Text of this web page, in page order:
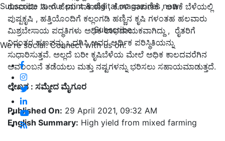
Subscribe to our print & digital magazines now
Subscribe
We're social. Connect with us on:
ರೂಪಾಯಿ .ಹೀಗೆ ಜೇನು ಸಾಕಾಣಿಕೆ , ಕೊಳಿ ಸಾಕಾಣಿಕೆ , ಅಡಿಕೆ ಬೆಳೆಯಲ್ಲಿ
ಪುಷ್ಪಕೃಷಿ , ಹತ್ತಿಯೊಂದಿಗೆ ಕಲ್ಲಂಗಡಿ ಹಣ್ಣಿನ ಕೃಷಿ ಗಳಂತಹ ಹಲವಾರು
ಮಿಶ್ರಬೇಸಾಯ ಪದ್ಧತಿಗಳು ಅಧಿಕ ಲಾಭದಾಯಕವಾಗಿದ್ದು , ರೈತರಿಗೆ
ನಿರಂತರ ಹಣವನ್ನು ಒದಗಿಸಿ ಅವರ ಆರ್ಥಿಕ ಪರಿಸ್ಥಿತಿಯನ್ನು
ಸುಧಾರಿಸುತ್ತವೆ. ಅಲ್ಲದೆ ಬರೀ ಕೃಷಿಬೆಳೆಯ ಮೇಲೆ ಅಧಿಕ ಕಾಲದವರೆಗಿನ
ಅವಲಂಬನೆ ತಡೆಯಲು ಮತ್ತು ನಷ್ಟಗಳನ್ನು ಭರಿಸಲು ಸಹಾಯಮಾಡುತ್ತದೆ.
ಲೇಖನ : ಸಮ್ಮೇದ ಮೈಗೂರ
Published On: 29 April 2021, 09:32 AM
English Summary: High yield from mixed farming